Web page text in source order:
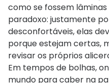
como se fossem
paradoxo: justamente
desconfortáveis, elas
porque estejam certas,
revisar os próprios
Em tempos de bolhas,
mundo para caber na